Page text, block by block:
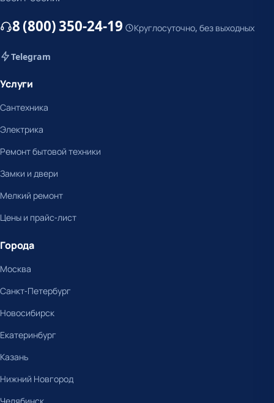
8 (800) 350-24-19 Круглосуточно, без выходных
Telegram
Услуги
Сантехника
Электрика
Ремонт бытовой техники
Замки и двери
Мелкий ремонт
Цены и прайс-лист
Города
Москва
Санкт-Петербург
Новосибирск
Екатеринбург
Казань
Нижний Новгород
Челябинск